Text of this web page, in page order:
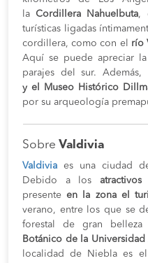
la Cordillera Nahuelbuta,
turísticas ligadas
cordillera, como con el río
Aquí se puede apreciar
parajes del sur. Además,
y el
Museo Histórico
por su arqueología
Sobre Valdivia
Valdivia es una ciudad
Debido a los atractivos
presenteen la zona el
verano, entre los que se
forestal de gran
Botánico de la
localidad de Niebla es